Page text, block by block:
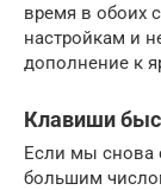
время в обоих
настройкам и
дополнение к
Клавиши
Если мы снова
большим